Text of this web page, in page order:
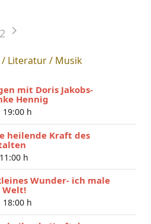
2
Literatur / Musik
mit Doris Jakobs-
Hennig
19:00 h
heilende Kraft des
11:00 h
Wunder- ich male
Welt!
18:00 h